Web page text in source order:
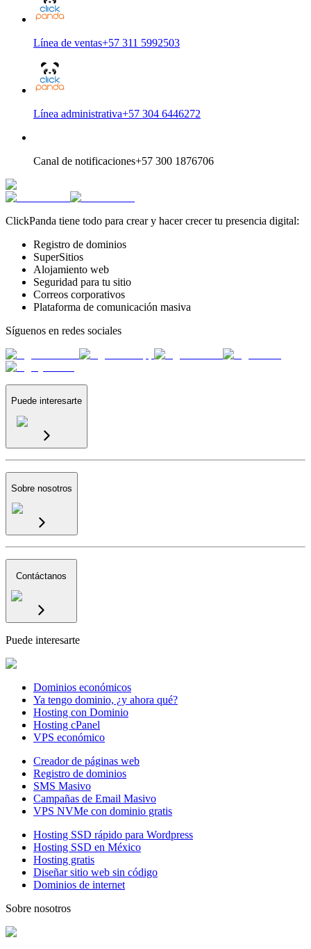
Línea de ventas+57 311 5992503
Línea administrativa+57 304 6446272
Canal de notificaciones+57 300 1876706
ClickPanda tiene todo para crear y hacer crecer tu presencia digital:
Registro de dominios
SuperSitios
Alojamiento web
Seguridad para tu sitio
Correos corporativos
Plataforma de comunicación masiva
Síguenos en redes sociales
Puede interesarte
Sobre nosotros
Contáctanos
Puede interesarte
Dominios económicos
Ya tengo dominio, ¿y ahora qué?
Hosting con Dominio
Hosting cPanel
VPS económico
Creador de páginas web
Registro de dominios
SMS Masivo
Campañas de Email Masivo
VPS NVMe con dominio gratis
Hosting SSD rápido para Wordpress
Hosting SSD en México
Hosting gratis
Diseñar sitio web sin código
Dominios de internet
Sobre nosotros